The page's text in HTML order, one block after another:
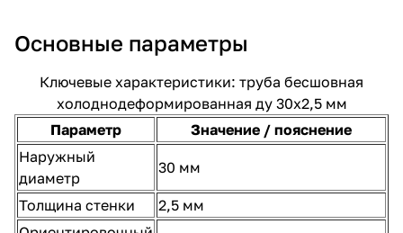
Основные параметры
Ключевые характеристики: труба бесшовная
холоднодеформированная ду 30х2,5 мм
Параметр
Значение / пояснение
Наружный
диаметр
30 мм
Толщина стенки
2,5 мм